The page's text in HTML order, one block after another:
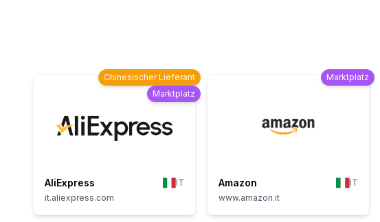
Chinesischer Lieferant
Marktplatz
AliExpress
IT
it.aliexpress.com
Marktplatz
Amazon
IT
www.amazon.it